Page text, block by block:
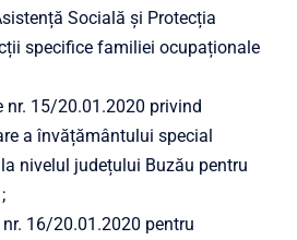
Socială și Protecția
specifice familiei ocupaționale
nr. 15/20.01.2020 privind
a învățământului special
nivelul județului Buzău pentru
16/20.01.2020 pentru